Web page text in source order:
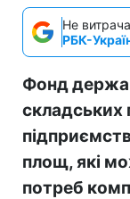
Не
РБК-
Фонд
площ, які
потреб